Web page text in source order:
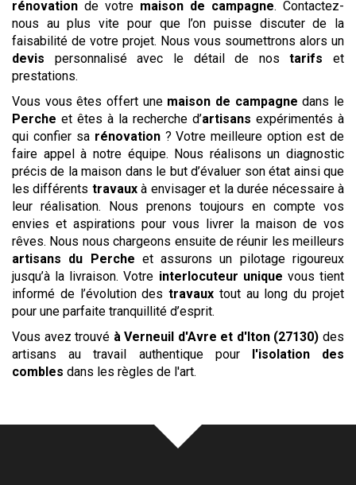
rénovation de votre maison de campagne. Contactez-
nous au plus vite pour que l’on puisse discuter de la
faisabilité de votre projet. Nous vous soumettrons alors un
devis personnalisé avec le détail de nostarifs et
prestations.
Vous vous êtes offert une maison de campagne dans le
Perche et êtes à la recherche d’artisans expérimentés à
qui confier sa rénovation? Votre meilleure option est de
faire appel à notre équipe. Nous réalisons un diagnostic
précis de la maison dans le but d’évaluer son état ainsi que
les différents travauxà envisager et la durée nécessaire à
leur réalisation. Nous prenons toujours en compte vos
envies et aspirations pour vous livrer la maison de vos
rêves. Nous nous chargeons ensuite de réunir les meilleurs
artisans du Perche et assurons un pilotage rigoureux
jusqu’à la livraison. Votre interlocuteur unique vous tient
informé de l’évolution destravaux tout au long du projet
pour une parfaite tranquillité d’esprit.
Vous avez trouvé à Verneuil d'Avre et d'Iton (27130) des
artisans au travail authentique pour l'isolation des
combles dans les règles de l'art.